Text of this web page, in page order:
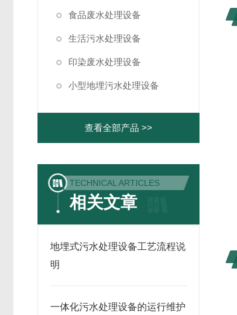
食品废水处理设备
生活污水处理设备
印染废水处理设备
小型地埋污水处理设备
查看全部产品 >>
TECHNICAL ARTICLES
相关文章
地埋式污水处理设备工艺流程说
明
一体化污水处理设备的运行维护